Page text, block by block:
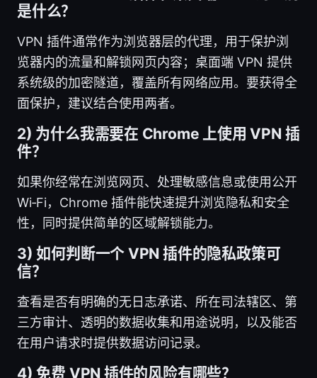
是什么？
VPN 插件通常作为浏览器层的代理，用于保护浏
览器内的流量和解锁网页内容；桌面端 VPN 提供
系统级的加密隧道，覆盖所有网络应用。要获得全
面保护，建议结合使用两者。
2) 为什么我需要在 Chrome 上使用 VPN 插
件？
如果你经常在浏览网页、处理敏感信息或使用公开
Wi‑Fi，Chrome 插件能快速提升浏览隐私和安全
性，同时提供简单的区域解锁能力。
3) 如何判断一个 VPN 插件的隐私政策可
信？
查看是否有明确的无日志承诺、所在司法辖区、第
三方审计、透明的数据收集和用途说明，以及能否
在用户请求时提供数据访问记录。
4) 免费 VPN 插件的风险有哪些？